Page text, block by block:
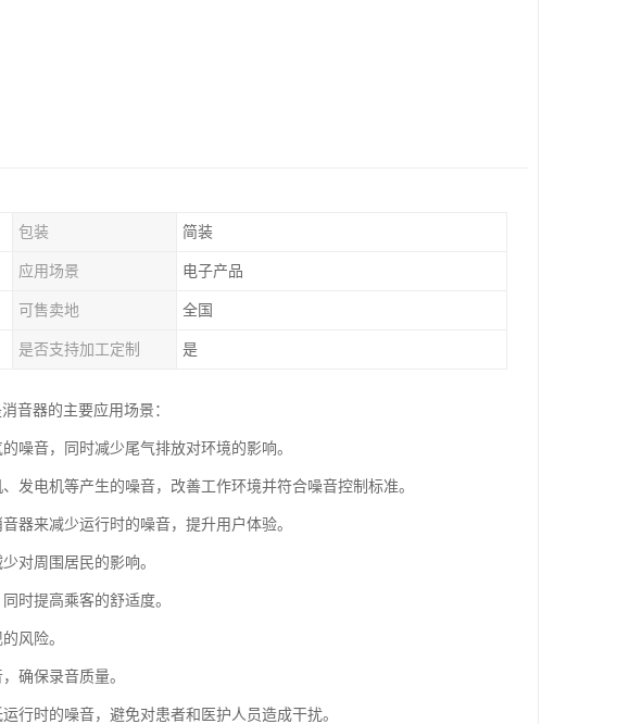
包装 简装
应用场景 电子产品
可售卖地 全国
是否支持加工定制 是
音器的主要应用场景：
噪音，同时减少尾气排放对环境的影响。
发电机等产生的噪音，改善工作环境并符合噪音控制标准。
器来减少运行时的噪音，提升用户体验。
对周围居民的影响。
时提高乘客的舒适度。
风险。
确保录音质量。
行时的噪音，避免对患者和医护人员造成干扰。